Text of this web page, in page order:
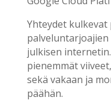
Yhteydet
julkisen
pienemmät
sekä vakaan ja
päähän.